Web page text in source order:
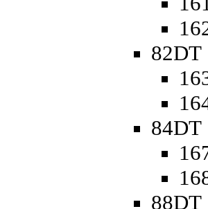
82DT
84DT
88DT